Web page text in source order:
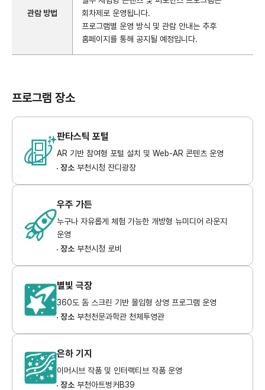
관람 방법
회차제로 운영됩니다.
프로그램별 운영 방식 및 관람 안내는 추후
홈페이지를 통해 공지될 예정입니다.
프로그램 장소
판타스틱 포털
AR 기반 참여형 포털 설치 및 Web-AR 콘텐츠 운영
장소 부천시청 잔디광장
우주 가든
누구나 자유롭게 체험 가능한 개방형 뉴미디어 라운지
운영
장소 부천시청 로비
별빛 극장
360도 돔 스크린 기반 몰입형 상영 프로그램 운영
장소 부천천문과학관 천체투영관
은하 기지
이머시브 작품 및 인터랙티브 작품 운영
장소 부천아트벙커B39